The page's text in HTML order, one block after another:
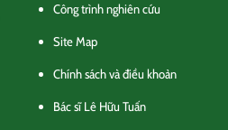
Công trình nghiên cứu
Site Map
Chính sách và điều khoản
Bác sĩ Lê Hữu Tuấn